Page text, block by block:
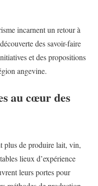
incarnent un retour à
des savoir-faire
et des propositions
angevine.
au cœur des
plus de produire lait, vin,
lieux d’expérience
leurs portes pour